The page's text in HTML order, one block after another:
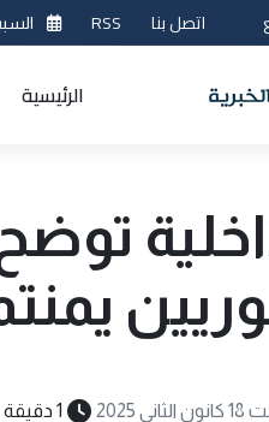
اتصل بنا RSS السبت، ٨
الرئيسية
2025 1 دقيقة قراءة